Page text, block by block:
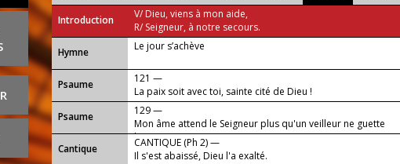
Introduction
V/ Dieu, viens à mon aide,
R/ Seigneur, à notre secours.
...
Hymne Le jour s’achève
Psaume
121 —
La paix soit avec toi, sainte cité de Dieu !
Psaume
129 —
Mon âme attend le Seigneur plus qu'un veilleur ne guette
l'aurore.
Cantique
CANTIQUE (Ph 2) —
Il s'est abaissé, Dieu l'a exalté.